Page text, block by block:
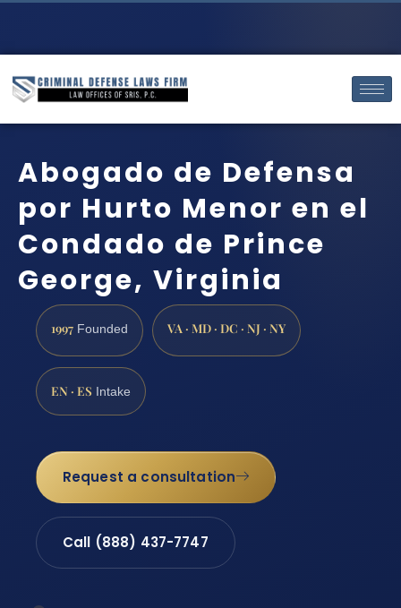
Abogado de Defensa
por Hurto Menor en el
Condado de Prince
George, Virginia
1997 Founded VA · MD · DC · NJ · NY
EN · ES Intake
Request a consultation
Call (888) 437-7747